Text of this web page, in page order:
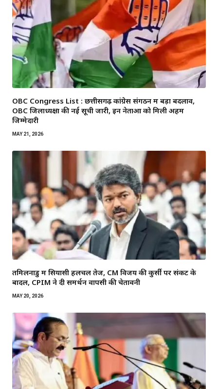
OBC Congress List : छत्तीसगढ़ कांग्रेस संगठन में बड़ा बदलाव,
OBC जिलाध्यक्षों की नई सूची जारी, इन नेताओं को मिली अहम
जिम्मेदारी
MAY 21, 2026
तमिलनाडु में सियासी हलचल तेज, CM विजय की कुर्सी पर संकट के
बादल, CPIM ने दी समर्थन वापसी की चेतावनी
MAY 20, 2026